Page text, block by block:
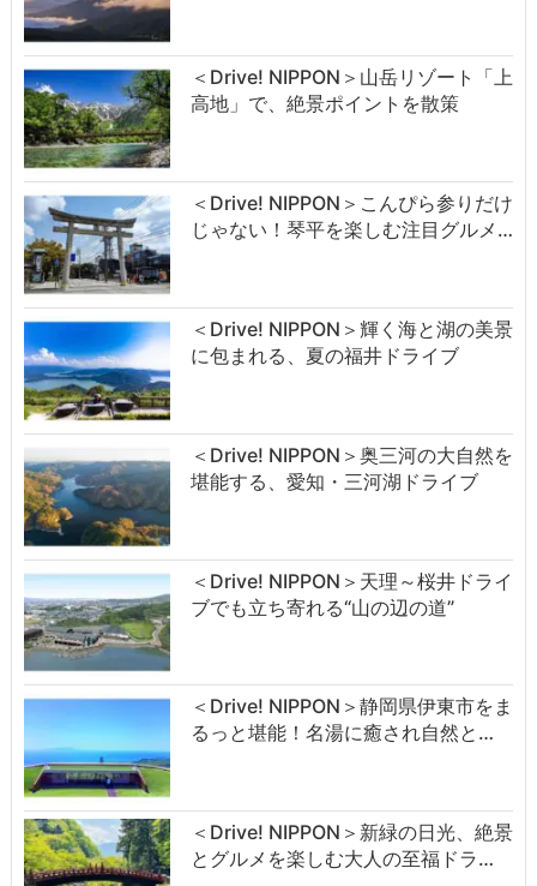
＜Drive! NIPPON＞山岳リゾート「上
高地」で、絶景ポイントを散策
＜Drive! NIPPON＞こんぴら参りだけ
じゃない！琴平を楽しむ注目グルメ…
＜Drive! NIPPON＞輝く海と湖の美景
に包まれる、夏の福井ドライブ
＜Drive! NIPPON＞奥三河の大自然を
堪能する、愛知・三河湖ドライブ
＜Drive! NIPPON＞天理～桜井ドライ
ブでも立ち寄れる“山の辺の道”
＜Drive! NIPPON＞静岡県伊東市をま
るっと堪能！名湯に癒され自然と…
＜Drive! NIPPON＞新緑の日光、絶景
とグルメを楽しむ大人の至福ドラ…